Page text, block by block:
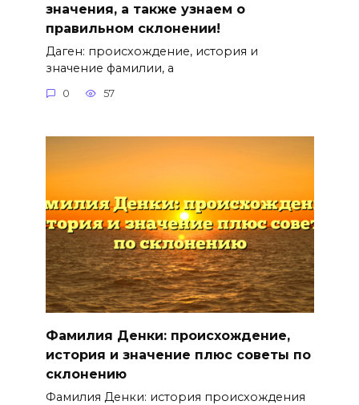
значения, а также узнаем о
правильном склонении!
Даген: происхождение, история и
значение фамилии, а
0 57
Фамилия Денки: происхождение,
история и значение плюс советы по
склонению
Фамилия Денки: история происхождения